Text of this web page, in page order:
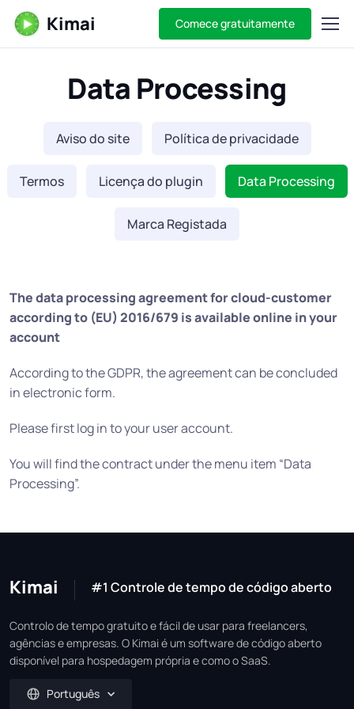
Kimai Comece gratuitamente
Data Processing
Aviso do site Política de privacidade
Termos Licença do plugin Data Processing
Marca Registada
The data processing agreement for cloud-customer
according to (EU) 2016/679 is available online in your
account
According to the GDPR, the agreement can be concluded
in electronic form.
Please first log in to your user account.
You will find the contract under the menu item “Data
Processing”.
Kimai #1 Controle de tempo de código aberto
Controlo de tempo gratuito e fácil de usar para freelancers,
agências e empresas. O Kimai é um software de código aberto
disponível para hospedagem própria e como o SaaS.
Português